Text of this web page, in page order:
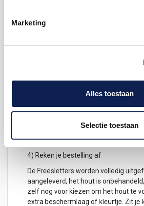
Marketing
Alles toestaan
Selectie toestaan
Houten Freesletter F
De freesletter F is te bestellen vanaf
houtsoort, maar is niet geschikt voor
2) Hoeveel freesletters wil je
aantal letters aan
3) Plaats het in je winkelwagen
4) Reken je bestelling af
De Freesletters worden volledig
aangeleverd, het hout is
zelf nog voor kiezen om het hout te
extra beschermlaag of kleurtje. Zit je